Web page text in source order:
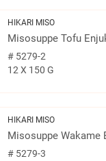
HIKARI MISO
Misosuppe Tofu
#5279-2
12 X 150 G
HIKARI MISO
Misosuppe Wakame
#5279-3